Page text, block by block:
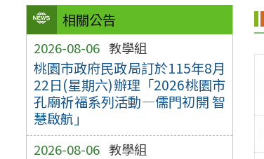
相關公告
2026-08-06 教學組
桃園市政府民政局訂於115年8月
22日(星期六)辦理「2026桃園市
孔廟祈福系列活動—儒門初開 智
慧啟航」
2026-08-06 教學組